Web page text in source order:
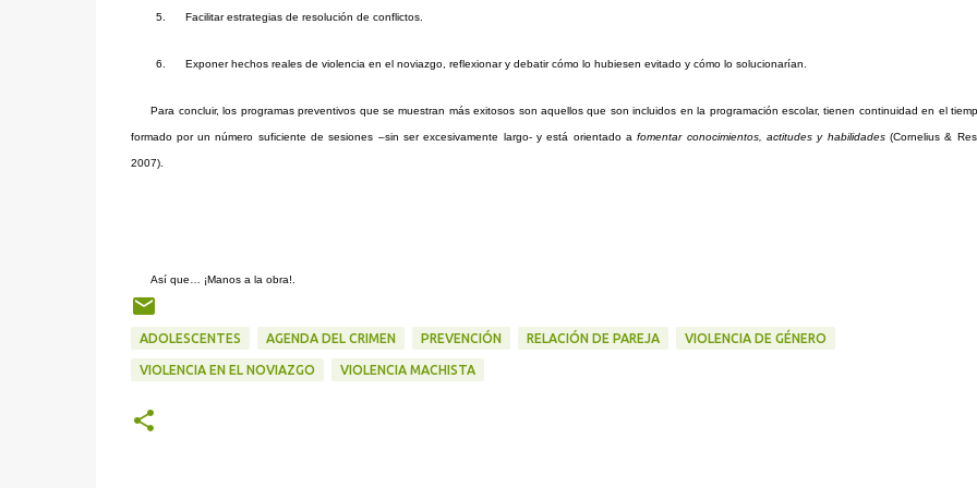
5. Facilitar estrategias de resolución de conflictos.
6. Exponer hechos reales de violencia en el noviazgo, reflexionar y debatir cómo lo hubiesen evitado y cómo lo solucionarían.
Para concluir, los programas preventivos que se muestran más exitosos son aquellos que son incluidos en la programación escolar, tienen continuidad en el
formado por un número suficiente de sesiones –sin ser excesivamente largo- y está orientado afomentar conocimientos, actitudes y habilidades(Cornelius &
2007).
Así que… ¡Manos a la obra!.
ADOLESCENTES AGENDA DEL CRIMEN PREVENCIÓN RELACIÓN DE PAREJA VIOLENCIA DE GÉNERO
VIOLENCIA EN EL NOVIAZGO VIOLENCIA MACHISTA